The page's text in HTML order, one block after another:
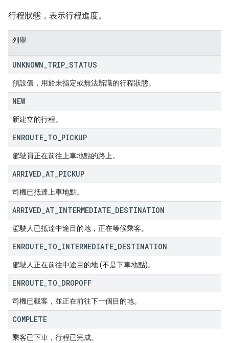
行程狀態，表示行程進度。
列舉
UNKNOWN TRIP STATUS
預設值，用於未指定或無法辨識的行程狀態。
NEW
新建立的行程。
ENROUTE TO PICKUP
駕駛員正在前往上車地點的路上。
ARRIVED AT PICKUP
司機已抵達上車地點。
ARRIVED AT INTERMEDIATE DESTINATION
駕駛人已抵達中途目的地，正在等候乘客。
ENROUTE TO INTERMEDIATE DESTINATION
駕駛人正在前往中途目的地 (不是下車地點)。
ENROUTE TO DROPOFF
司機已載客，並正在前往下一個目的地。
COMPLETE
乘客已下車，行程已完成。